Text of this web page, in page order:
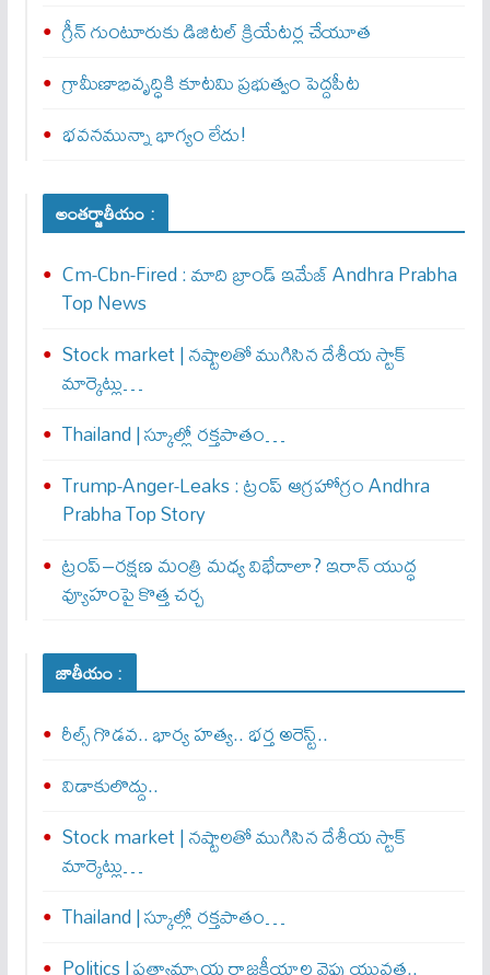
గ్రీన్ గుంటూరుకు డిజిటల్ క్రియేటర్ల చేయూత
గ్రామీణాభివృద్ధికి కూటమి ప్రభుత్వం పెద్దపీట
భవనమున్నా భాగ్యం లేదు!
అంతర్జాతీయం :
Cm-Cbn-Fired : మాది బ్రాండ్ ఇమేజ్ Andhra Prabha
Top News
Stock market | నష్టాలతో ముగిసిన దేశీయ స్టాక్
మార్కెట్లు…
Thailand | స్కూల్లో రక్తపాతం…
Trump-Anger-Leaks : ట్రంప్ ఆగ్ర‌హోగ్రం Andhra
Prabha Top Story
ట్రంప్–రక్షణ మంత్రి మధ్య విభేదాలా? ఇరాన్ యుద్ధ
వ్యూహంపై కొత్త చర్చ
జాతీయం :
రీల్స్ గొడవ.. భార్య హత్య.. భర్త అరెస్ట్..
విడాకులొద్దు..
Stock market | నష్టాలతో ముగిసిన దేశీయ స్టాక్
మార్కెట్లు…
Thailand | స్కూల్లో రక్తపాతం…